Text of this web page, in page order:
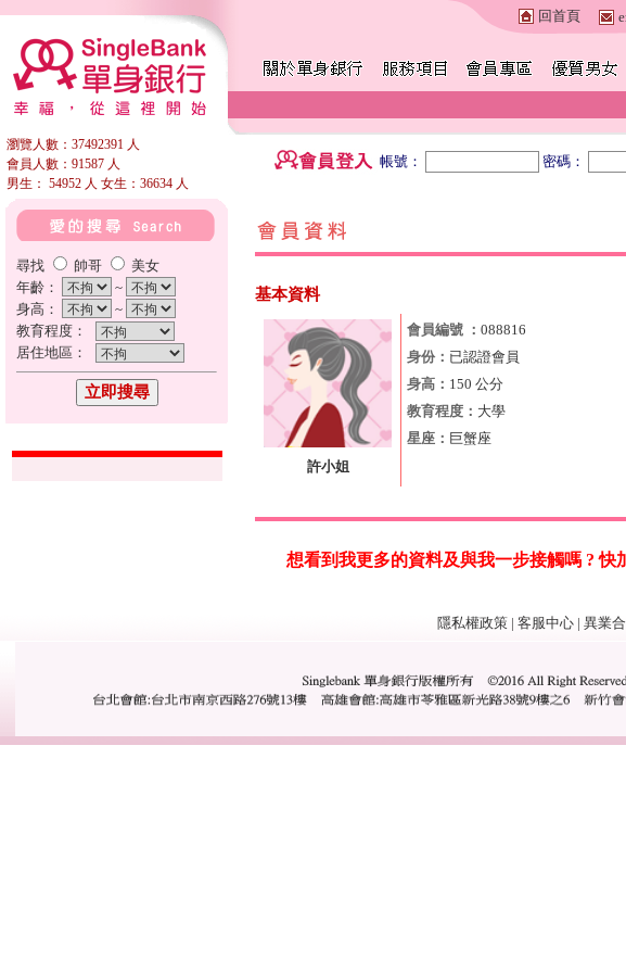
回首頁
瀏覽人數：37492391 人
會員人數：91587 人
男生： 54952 人 女生：36634 人
帳號： 密碼：
尋找 帥哥
美女
年齡：
~
身高：
~
教育程度：
居住地區：
基本資料
許小姐
會員編號 ： 088816
身份： 已認證會員
身高： 150 公分
教育程度： 大學
星座： 巨蟹座
想看到我更多的資料及與我一步接觸嗎 ? 快
隱私權政策 | 客服中心 | 異業